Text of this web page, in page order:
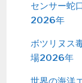
センサー蛇
2026年
ボツリヌス
場2026年